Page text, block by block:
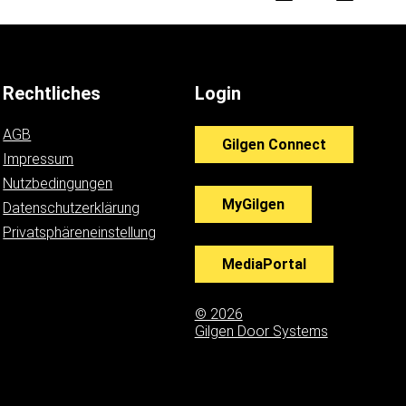
Rechtliches
AGB
Impressum
Nutzbedingungen
Datenschutzerklärung
Privatsphäreneinstellung
Login
Gilgen Connect
MyGilgen
MediaPortal
© 2026
Gilgen Door Systems